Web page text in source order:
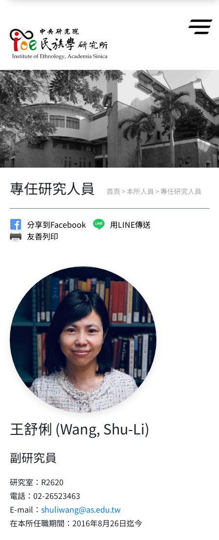
專任研究人員 首頁 > 本所人員 > 專任研究人員
分享到Facebook
用LINE傳送
友善列印
王舒俐 (Wang, Shu-Li)
副研究員
研究室：R2620
電話：02-26523463
E-mail： shuliwang@as.edu.tw
在本所任職期間：2016年8月26日迄今